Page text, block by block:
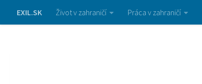
EXIL.SK Život v zahraničí Práca v zahraničí